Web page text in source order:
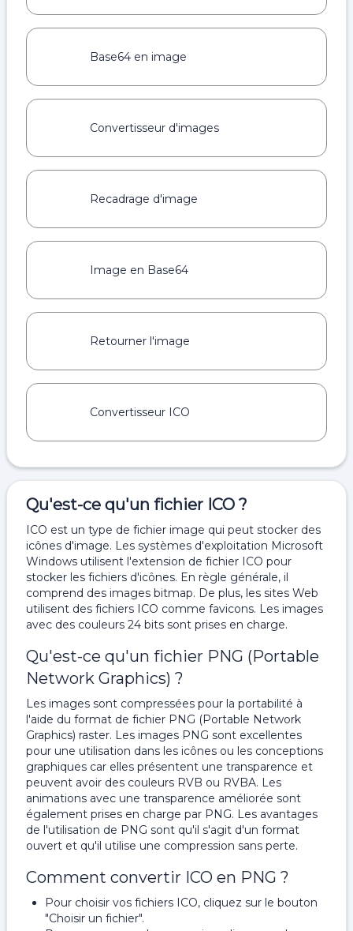
Base64 en image
Convertisseur d'images
Recadrage d'image
Image en Base64
Retourner l'image
Convertisseur ICO
Qu'est-ce qu'un fichier ICO ?
ICO est un type de fichier image qui peut stocker des
icônes d'image. Les systèmes d'exploitation Microsoft
Windows utilisent l'extension de fichier ICO pour
stocker les fichiers d'icônes. En règle générale, il
comprend des images bitmap. De plus, les sites Web
utilisent des fichiers ICO comme favicons. Les images
avec des couleurs 24 bits sont prises en charge.
Qu'est-ce qu'un fichier PNG (Portable
Network Graphics) ?
Les images sont compressées pour la portabilité à
l'aide du format de fichier PNG (Portable Network
Graphics) raster. Les images PNG sont excellentes
pour une utilisation dans les icônes ou les conceptions
graphiques car elles présentent une transparence et
peuvent avoir des couleurs RVB ou RVBA. Les
animations avec une transparence améliorée sont
également prises en charge par PNG. Les avantages
de l'utilisation de PNG sont qu'il s'agit d'un format
ouvert et qu'il utilise une compression sans perte.
Comment convertir ICO en PNG ?
Pour choisir vos fichiers ICO, cliquez sur le bouton
"Choisir un fichier".